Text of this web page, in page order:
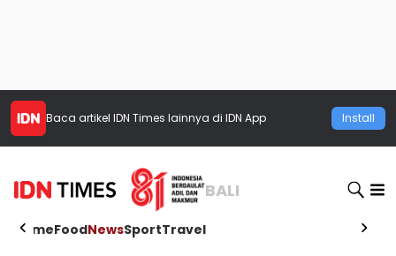
Baca artikel IDN Times lainnya di IDN App Install
BALI
HomeFoodNewsSportTravel